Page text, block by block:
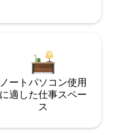
ノートパソコン使用
に適した仕事スペー
ス